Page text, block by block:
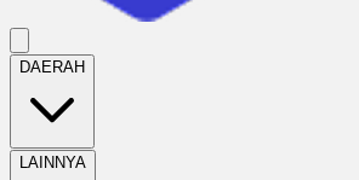
DAERAH
LAINNYA